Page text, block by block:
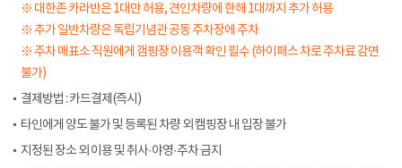
※ 대한존 카라반은 1대만 허용, 견인차량에 한해 1대까지 추가 허용
※ 추가 일반차량은 독립기념관 공동 주차장에 주차
※ 주차 매표소 직원에게 갬핑장 이용객 확인 필수 (하이패스 차로 주차료 감면
불가)
결제방법 : 카드결제(즉시)
타인에게 양도 불가 및 등록된 차량 외 캠핑장 내 입장 불가
지정된 장소 외 이용 및 취사·야영·주차 금지